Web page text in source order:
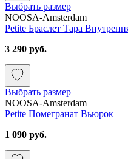
Выбрать размер
NOOSA-Amsterdam
Petite Браслет Тара
3 290 руб.
Выбрать размер
NOOSA-Amsterdam
Petite Помегранат Вьюрок
1 090 руб.